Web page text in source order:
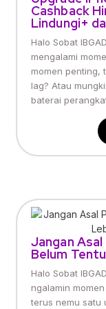
Cashback
Lindungi+
Halo Sobat
mengalami
momen penting,
lag? Atau
baterai
Jangan Asal
Belum
Halo Sobat
ngalamin
terus nemu satu